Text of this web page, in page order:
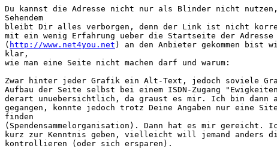
Du kannst die Adresse nicht nur als Blinder nicht
Sehendem
bleibt Dir alles verborgen, denn der Link ist nicht
mit ein wenig Erfahrung ueber die Startseite der Adresse
( http://www.net4you.net ) an den Anbieter gekommen bist
klar,
wie man eine Seite nicht machen darf und warum:
Zwar hinter jeder Grafik ein Alt-Text, jedoch soviele
Aufbau der Seite selbst bei einem ISDN-Zugang
derart unuebersichtlich, da graust es mir. Ich bin dann
gegangen, konnte jedoch trotz Deine Angaben nur eine Site
finden
(Spendensammelorganisation). Dann hat es mir gereicht.
kurz zur Kenntnis geben, vielleicht will jemand anders
kontrollieren (oder sich ersparen).